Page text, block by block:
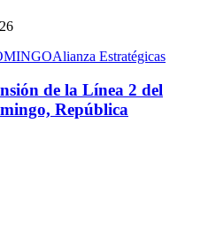
Alianza Estratégicas
de la Línea 2 del
República